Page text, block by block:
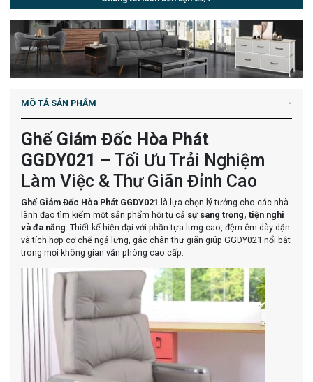
MÔ TẢ SẢN PHẨM
Ghế Giám Đốc Hòa Phát
GGDY021 – Tối Ưu Trải Nghiệm
Làm Việc & Thư Giãn Đỉnh Cao
Ghế Giám Đốc Hòa Phát GGDY021 là lựa chọn lý tưởng cho các nhà
lãnh đạo tìm kiếm một sản phẩm hội tụ cả sự sang trọng, tiện nghi
và đa năng. Thiết kế hiện đại với phần tựa lưng cao, đệm êm dày dặn
và tích hợp cơ chế ngả lưng, gác chân thư giãn giúp GGDY021 nổi bật
trong mọi không gian văn phòng cao cấp.